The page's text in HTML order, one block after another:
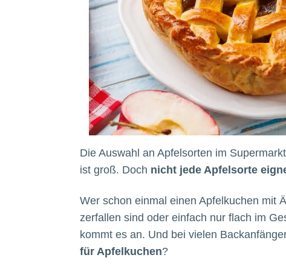
Die Auswahl an Apfelsorten im
ist groß. Doch nicht jede Apfelsorte
Wer schon einmal einen Apfelkuchen mit
zerfallen sind oder einfach nur flach im
kommt es an. Und bei vielen
für Apfelkuchen?